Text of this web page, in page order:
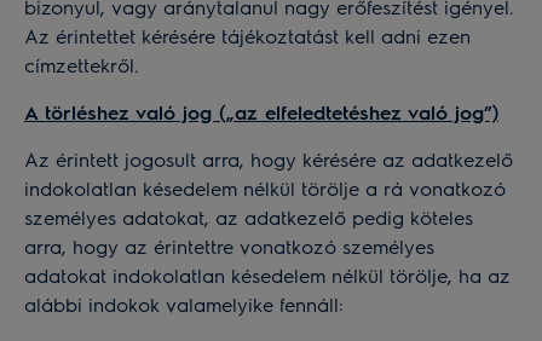
bizonyul, vagy aránytalanul nagy erőfeszítést igényel.
Az érintettet kérésére tájékoztatást kell adni ezen
címzettekről.
A törléshez való jog („az elfeledtetéshez való jog”)
Az érintett jogosult arra, hogy kérésére az adatkezelő
indokolatlan késedelem nélkül törölje a rá vonatkozó
személyes adatokat, az adatkezelő pedig köteles
arra, hogy az érintettre vonatkozó személyes
adatokat indokolatlan késedelem nélkül törölje, ha az
alábbi indokok valamelyike fennáll: